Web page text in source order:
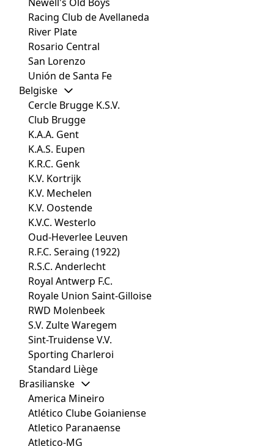
Racing Club de Avellaneda
River Plate
Rosario Central
San Lorenzo
Unión de Santa Fe
Belgiske
Cercle Brugge K.S.V.
Club Brugge
K.A.A. Gent
K.A.S. Eupen
K.R.C. Genk
K.V. Kortrijk
K.V. Mechelen
K.V. Oostende
K.V.C. Westerlo
Oud-Heverlee Leuven
R.F.C. Seraing (1922)
R.S.C. Anderlecht
Royal Antwerp F.C.
Royale Union Saint-Gilloise
RWD Molenbeek
S.V. Zulte Waregem
Sint-Truidense V.V.
Sporting Charleroi
Standard Liège
Brasilianske
America Mineiro
Atlético Clube Goianiense
Atletico Paranaense
Atletico-MG